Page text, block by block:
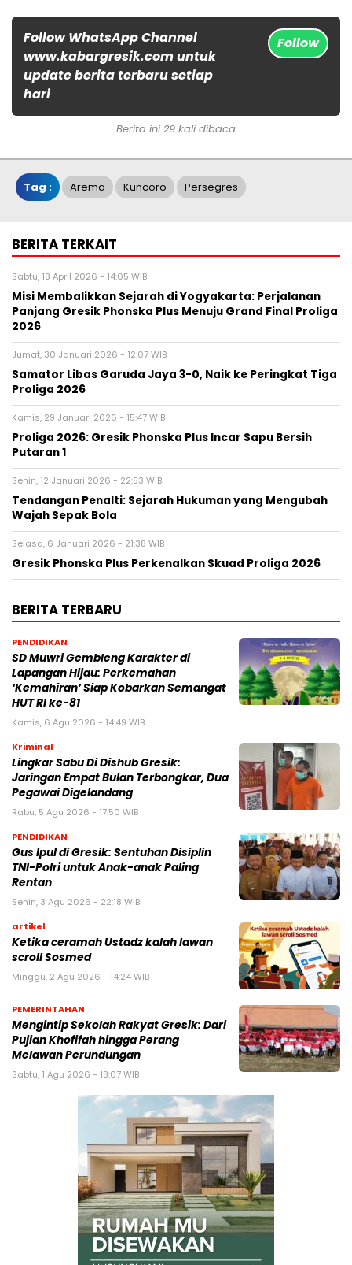
Follow WhatsApp Channel
www.kabargresik.com untuk
update berita terbaru setiap
hari
Follow
Berita ini 29 kali dibaca
Tag : Arema Kuncoro Persegres
BERITA TERKAIT
Sabtu, 18 April 2026 - 14:05 WIB
Misi Membalikkan Sejarah di Yogyakarta: Perjalanan
Panjang Gresik Phonska Plus Menuju Grand Final Proliga
2026
Jumat, 30 Januari 2026 - 12:07 WIB
Samator Libas Garuda Jaya 3-0, Naik ke Peringkat Tiga
Proliga 2026
Kamis, 29 Januari 2026 - 15:47 WIB
Proliga 2026: Gresik Phonska Plus Incar Sapu Bersih
Putaran 1
Senin, 12 Januari 2026 - 22:53 WIB
Tendangan Penalti: Sejarah Hukuman yang Mengubah
Wajah Sepak Bola
Selasa, 6 Januari 2026 - 21:38 WIB
Gresik Phonska Plus Perkenalkan Skuad Proliga 2026
BERITA TERBARU
PENDIDIKAN
SD Muwri Gembleng Karakter di
Lapangan Hijau: Perkemahan
‘Kemahiran’ Siap Kobarkan Semangat
HUT RI ke-81
Kamis, 6 Agu 2026 - 14:49 WIB
Kriminal
Lingkar Sabu Di Dishub Gresik:
Jaringan Empat Bulan Terbongkar, Dua
Pegawai Digelandang
Rabu, 5 Agu 2026 - 17:50 WIB
PENDIDIKAN
Gus Ipul di Gresik: Sentuhan Disiplin
TNI-Polri untuk Anak-anak Paling
Rentan
Senin, 3 Agu 2026 - 22:18 WIB
artikel
Ketika ceramah Ustadz kalah lawan
scroll Sosmed
Minggu, 2 Agu 2026 - 14:24 WIB
PEMERINTAHAN
Mengintip Sekolah Rakyat Gresik: Dari
Pujian Khofifah hingga Perang
Melawan Perundungan
Sabtu, 1 Agu 2026 - 18:07 WIB